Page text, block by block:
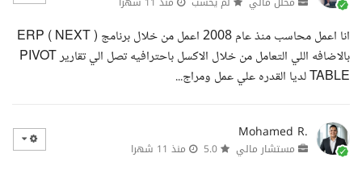
انا اعمل محاسب منذ عام 2008 اعمل من خلال برنامج ERP ( NEXT )
بالاضافه اللي التعامل من خلال الاكسل باحترافيه تصل الي تقارير PIVOT
TABLE لديا القدره علي عمل ومراج...
Mohamed R.
مستشار مالي منذ 11 شهرا